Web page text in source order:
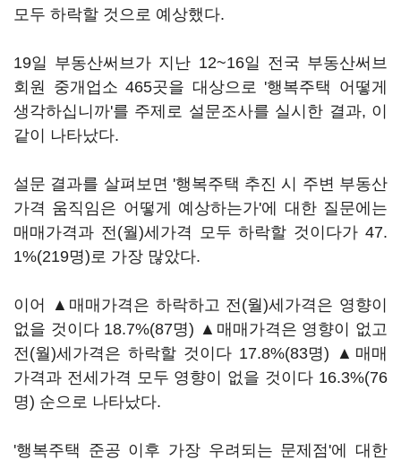
모두 하락할 것으로 예상했다.
19일 부동산써브가 지난 12~16일 전국 부동산써브
회원 중개업소 465곳을 대상으로 '행복주택 어떻게
생각하십니까'를 주제로 설문조사를 실시한 결과, 이
같이 나타났다.
설문 결과를 살펴보면 '행복주택 추진 시 주변 부동산
가격 움직임은 어떻게 예상하는가'에 대한 질문에는
매매가격과 전(월)세가격 모두 하락할 것이다가 47.
1%(219명)로 가장 많았다.
이어 ▲매매가격은 하락하고 전(월)세가격은 영향이
없을 것이다 18.7%(87명) ▲매매가격은 영향이 없고
전(월)세가격은 하락할 것이다 17.8%(83명) ▲매매
가격과 전세가격 모두 영향이 없을 것이다 16.3%(76
명) 순으로 나타났다.
'행복주택 준공 이후 가장 우려되는 문제점'에 대한